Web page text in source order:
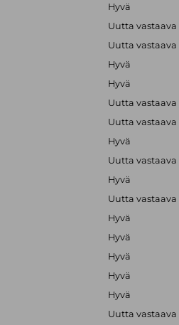
Hyvä
Uutta vastaava
Uutta vastaava
Hyvä
Hyvä
Uutta vastaava
Uutta vastaava
Hyvä
Uutta vastaava
Hyvä
Uutta vastaava
Hyvä
Hyvä
Hyvä
Hyvä
Hyvä
Uutta vastaava